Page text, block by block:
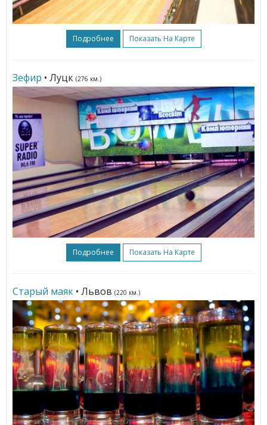
Подробнее Показать На Карте
Зефир • Луцк (276 км.)
Подробнее Показать На Карте
Старый маяк • Львов (220 км.)